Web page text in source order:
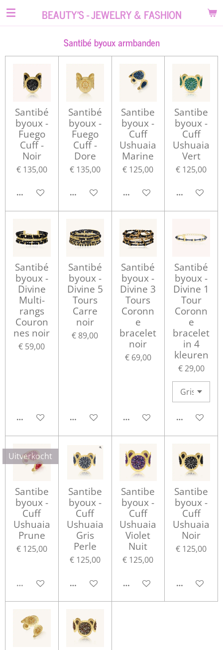
Ga
hoofdinhoud
BEAUTY'S - JEWELRY & FASHION
Santibé byoux armbanden
Santibé
byoux -
Fuego
Cuff -
Noir
€ 135,00
IN WINKELWAGEN
Santibé
byoux -
Fuego
Cuff -
Dore
€ 135,00
IN WINKELWAGEN
Santibe
byoux -
Cuff
Ushuaia
Marine
€ 125,00
IN WINKELWAGEN
Santibe
byoux -
Cuff
Ushuaia
Vert
€ 125,00
IN
Santibé
byoux -
Divine
Multi-
rangs
Couron
nes noir
€ 59,00
IN WINKELWAGEN
Santibé
byoux -
Divine 5
Tours
Carre
noir
€ 89,00
IN WINKELWAGEN
Santibé
byoux -
Divine 3
Tours
Coronn
e
bracelet
noir
€ 69,00
IN WINKELWAGEN
Santibé
byoux -
Divine 1
Tour
Coronn
e
bracelet
in 4
kleuren
€ 29,00
IN
Uitverkocht
Santibe
byoux -
Cuff
Ushuaia
Prune
€ 125,00
UITVERKOCHT
Santibe
byoux -
Cuff
Ushuaia
Gris
Perle
€ 125,00
IN WINKELWAGEN
Santibe
byoux -
Cuff
Ushuaia
Violet
Nuit
€ 125,00
IN WINKELWAGEN
Santibe
byoux -
Cuff
Ushuaia
Noir
€ 125,00
IN